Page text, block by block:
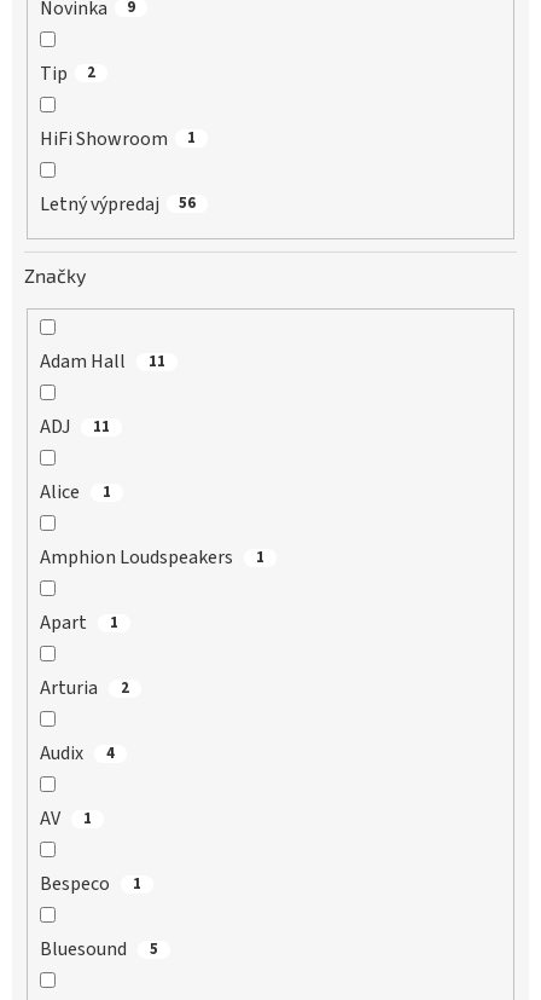
Novinka 9
Tip 2
HiFi Showroom 1
Letný výpredaj 56
Značky
Adam Hall 11
ADJ 11
Alice 1
Amphion Loudspeakers 1
Apart 1
Arturia 2
Audix 4
AV 1
Bespeco 1
Bluesound 5